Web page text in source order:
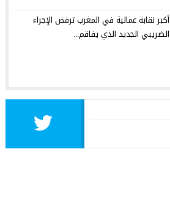
أكبر نقابة عمالية في المغرب ترفض الإجراء
الضريبي الجديد الذي يفاقم...